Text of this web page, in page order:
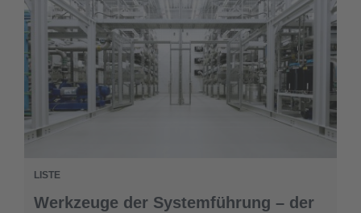
LISTE
Werkzeuge der Systemführung – der